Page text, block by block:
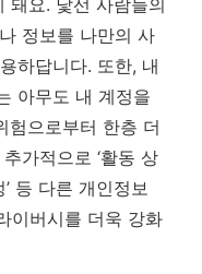
돼요. 낯선 사람들의
정보를 나만의 사
하답니다. 또한, 내
아무도 내 계정을
험으로부터 한층 더
가적으로 ‘활동 상
등 다른 개인정보
이버시를 더욱 강화